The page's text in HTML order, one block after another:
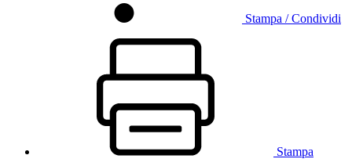
Stampa / Condividi
Stampa